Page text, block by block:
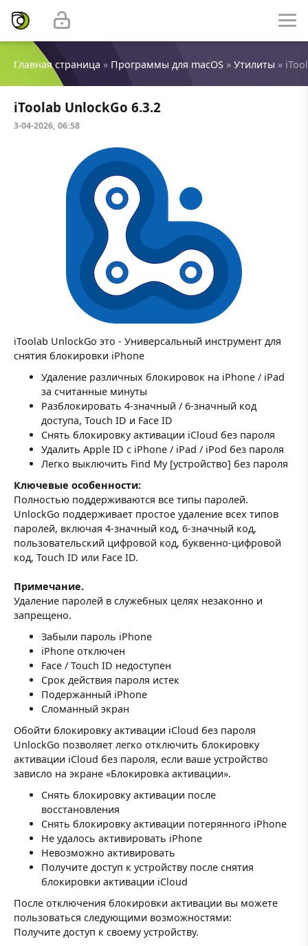
Главная страница » Программы для macOS » Утилиты »
iToolab UnlockGo 6.3.2
3-04-2026, 06:58
iToolab UnlockGo это - Универсальный инструмент для
снятия блокировки iPhone
Удаление различных блокировок на iPhone / iPad
за считанные минуты
Разблокировать 4-значный / 6-значный код
доступа, Touch ID и Face ID
Снять блокировку активации iCloud без пароля
Удалить Apple ID с iPhone / iPad / iPod без пароля
Легко выключить Find My [устройство] без пароля
Ключевые особенности:
Полностью поддерживаются все типы паролей.
UnlockGo поддерживает простое удаление всех типов
паролей, включая 4-значный код, 6-значный код,
пользовательский цифровой код, буквенно-цифровой
код, Touch ID или Face ID.
Примечание.
Удаление паролей в служебных целях незаконно и
запрещено.
Забыли пароль iPhone
iPhone отключен
Face / Touch ID недоступен
Срок действия пароля истек
Подержанный iPhone
Сломанный экран
Обойти блокировку активации iCloud без пароля
UnlockGo позволяет легко отключить блокировку
активации iCloud без пароля, если ваше устройство
зависло на экране «Блокировка активации».
Снять блокировку активации после
восстановления
Снять блокировку активации потерянного iPhone
Не удалось активировать iPhone
Невозможно активировать
Получите доступ к устройству после снятия
блокировки активации iCloud
После отключения блокировки активации вы можете
пользоваться следующими возможностями:
Получите доступ к своему устройству.